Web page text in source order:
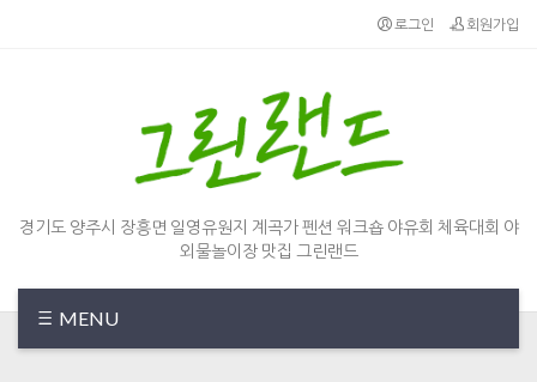
로그인 회원가입
경기도 양주시 장흥면 일영유원지 계곡가 펜션 워크숍 야유회 체육대회 야
외물놀이장 맛집 그린랜드
MENU